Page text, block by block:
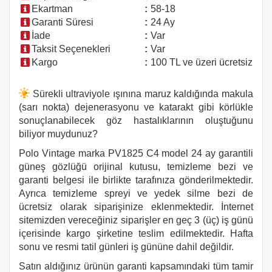
Ekartman
: 58-18
Garanti Süresi
: 24 Ay
İade
: Var
Taksit Seçenekleri
: Var
Kargo
: 100 TL ve üzeri ücretsiz
Sürekli ultraviyole ışınına maruz kaldığında makula
(sarı nokta) dejenerasyonu ve katarakt gibi körlükle
sonuçlanabilecek göz hastalıklarının oluştuğunu
biliyor muydunuz?
Polo Vintage marka PV1825 C4 model 24 ay garantili
güneş gözlüğü orijinal kutusu, temizleme bezi ve
garanti belgesi ile birlikte tarafınıza gönderilmektedir.
Ayrıca temizleme spreyi ve yedek silme bezi de
ücretsiz olarak siparişinize eklenmektedir. İnternet
sitemizden vereceğiniz siparişler en geç 3 (üç) iş günü
içerisinde kargo şirketine teslim edilmektedir. Hafta
sonu ve resmi tatil günleri iş gününe dahil değildir.
Satın aldığınız ürünün garanti kapsamındaki tüm tamir